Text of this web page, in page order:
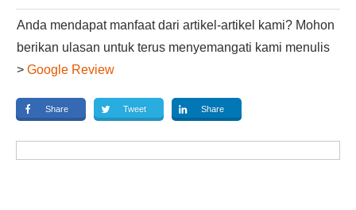
Anda mendapat manfaat dari artikel-artikel kami? Mohon
berikan ulasan untuk terus menyemangati kami menulis
> Google Review
Share Tweet Share